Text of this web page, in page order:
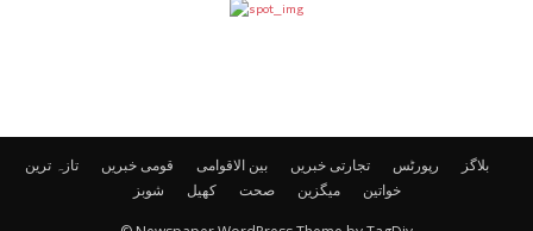
تازہ ترین قومی خبریں بین الاقوامی تجارتی خبریں رپورٹس
بلاگز
شوبز
کھیل صحت میگزین خواتین